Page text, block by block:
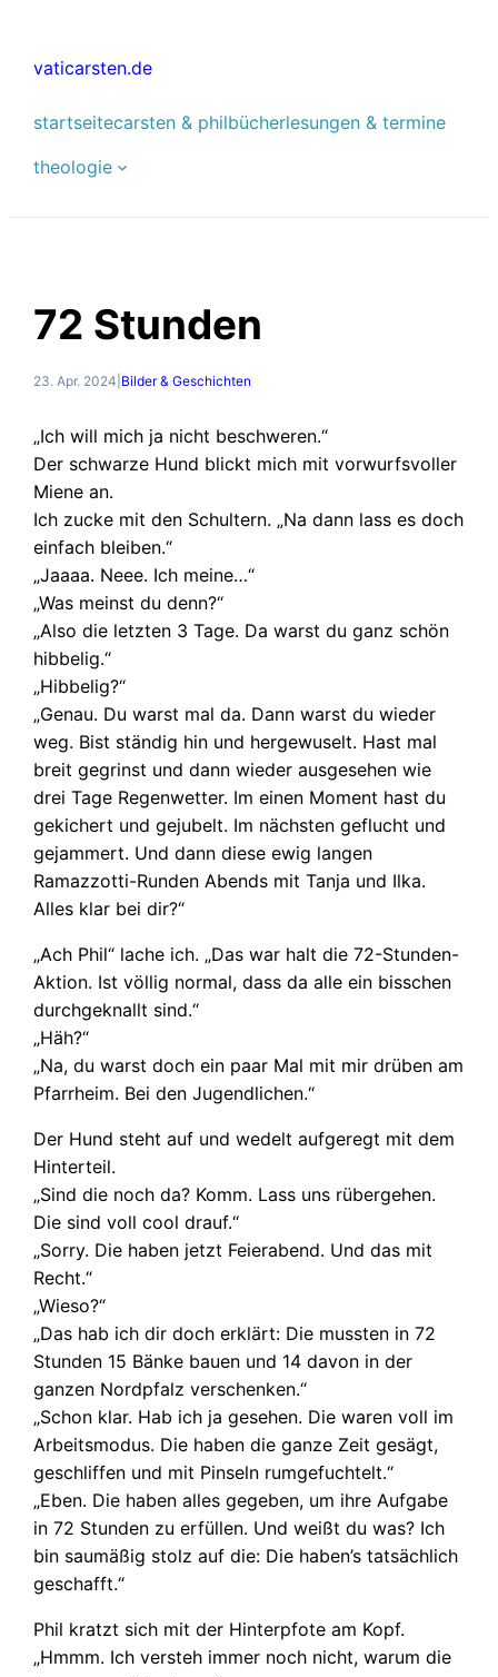
springen
vaticarsten.de
startseitecarsten & philbücherlesungen & termine
theologie
72 Stunden
23. Apr. 2024 Bilder & Geschichten
„Ich will mich ja nicht beschweren.“
Der schwarze Hund blickt mich mit vorwurfsvoller
Miene an.
Ich zucke mit den Schultern. „Na dann lass es doch
einfach bleiben.“
„Jaaaa. Neee. Ich meine…“
„Was meinst du denn?“
„Also die letzten 3 Tage. Da warst du ganz schön
hibbelig.“
„Hibbelig?“
„Genau. Du warst mal da. Dann warst du wieder
weg. Bist ständig hin und hergewuselt. Hast mal
breit gegrinst und dann wieder ausgesehen wie
drei Tage Regenwetter. Im einen Moment hast du
gekichert und gejubelt. Im nächsten geflucht und
gejammert. Und dann diese ewig langen
Ramazzotti-Runden Abends mit Tanja und Ilka.
Alles klar bei dir?“
„Ach Phil“ lache ich. „Das war halt die 72-Stunden-
Aktion. Ist völlig normal, dass da alle ein bisschen
durchgeknallt sind.“
„Häh?“
„Na, du warst doch ein paar Mal mit mir drüben am
Pfarrheim. Bei den Jugendlichen.“
Der Hund steht auf und wedelt aufgeregt mit dem
Hinterteil.
„Sind die noch da? Komm. Lass uns rübergehen.
Die sind voll cool drauf.“
„Sorry. Die haben jetzt Feierabend. Und das mit
Recht.“
„Wieso?“
„Das hab ich dir doch erklärt: Die mussten in 72
Stunden 15 Bänke bauen und 14 davon in der
ganzen Nordpfalz verschenken.“
„Schon klar. Hab ich ja gesehen. Die waren voll im
Arbeitsmodus. Die haben die ganze Zeit gesägt,
geschliffen und mit Pinseln rumgefuchtelt.“
„Eben. Die haben alles gegeben, um ihre Aufgabe
in 72 Stunden zu erfüllen. Und weißt du was? Ich
bin saumäßig stolz auf die: Die haben’s tatsächlich
geschafft.“
Phil kratzt sich mit der Hinterpfote am Kopf.
„Hmmm. Ich versteh immer noch nicht, warum die